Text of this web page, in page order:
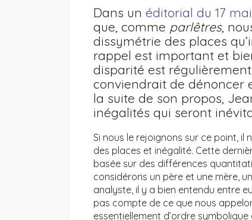
Dans un éditorial du 17
que, comme parlêtres,
dissymétrie des places
rappel est important et
disparité est
conviendrait de dénoncer
la suite de son propos,
inégalités qui seront
Si nous le rejoignons sur ce point, il
des places et inégalité. Cette
basée sur des différences
considérons un père et une mère,
analyste, il y a bien entendu entre
pas compte de ce que nous
essentiellement d’ordre